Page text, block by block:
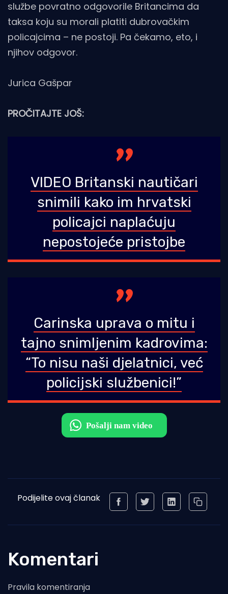
službe povratno odgovorile Britancima da
taksa koju su morali platiti dubrovačkim
policajcima – ne postoji. Pa čekamo, eto, i
njihov odgovor.
Jurica Gašpar
PROČITAJTE JOŠ:
VIDEO Britanski nautičari
snimili kako im hrvatski
policajci naplaćuju
nepostojeće pristojbe
Carinska uprava o mitu i
tajno snimljenim kadrovima:
“To nisu naši djelatnici, već
policijski službenici!”
Podijelite ovaj članak
Komentari
Pravila komentiranja